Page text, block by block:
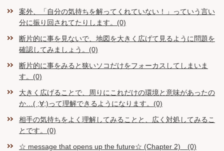
案外、「自分の気持ちを解ってくれていない！」っていう言い
分に振り回されてたりします。(0)
断片的に事を見ないで、地図を大きく広げて見るように問題を
確認してみましょう。(0)
断片的に事をみると狭いソコだけをフォーカスしてしまいま
す。(0)
大きく広げることで、周りにこれだけの環境と意味があったの
か…( ;∀;)って理解できるようになります。(0)
相手の気持ちをよく理解してみることと、広く対処してみるこ
とです。(0)
☆ message that opens up the future☆ (Chapter 2) (0)